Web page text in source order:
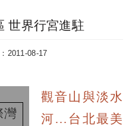
世界行宮進駐
2011-08-17
觀音山與淡水
河…台北最美